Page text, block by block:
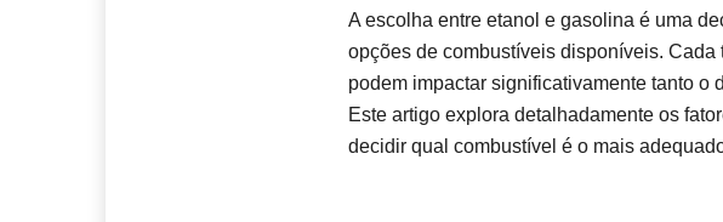
A escolha entre etanol e gasolina é uma
opções de combustíveis disponíveis.
podem impactar significativamente tanto o
Este artigo explora detalhadamente os
decidir qual combustível é o mais